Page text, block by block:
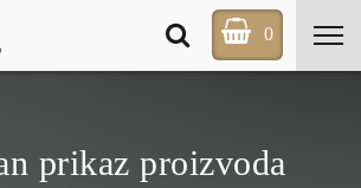
0
prikaz proizvoda